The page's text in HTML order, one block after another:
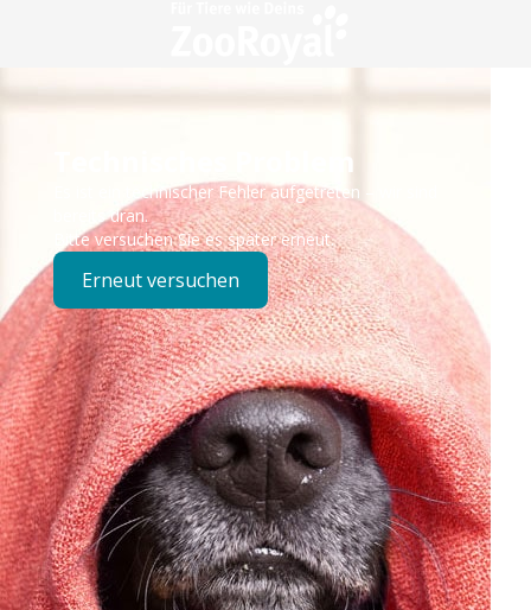
Technisches Problem
Es ist ein technischer Fehler aufgetreten – wir sind
bereits dran.
Bitte versuchen Sie es später erneut.
Erneut versuchen